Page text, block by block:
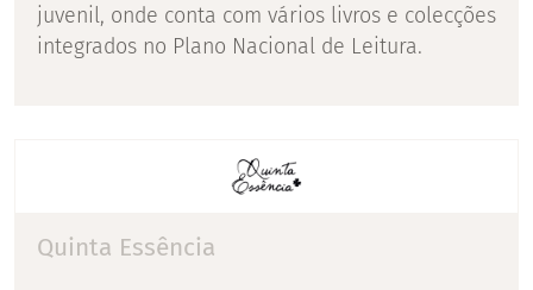
juvenil, onde conta com vários livros e colecções
integrados no Plano Nacional de Leitura.
Quinta Essência